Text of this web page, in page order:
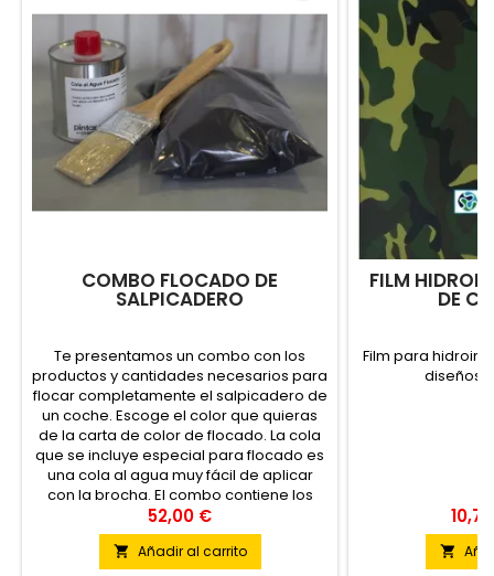
COMBO FLOCADO DE
SALPICADERO
Te presentamos un combo con los
productos y cantidades necesarios para
flocar completamente el salpicadero de
un coche. Escoge el color que quieras
de la carta de color de flocado. La cola
que se incluye especial para flocado es
una cola al agua muy fácil de aplicar
con la brocha. El combo contiene los
siguientes productos: 1 x 200 gr de
filamentos de...
52,00 €
 Añadir al carrito
FILM
DE
Film para
diseños
